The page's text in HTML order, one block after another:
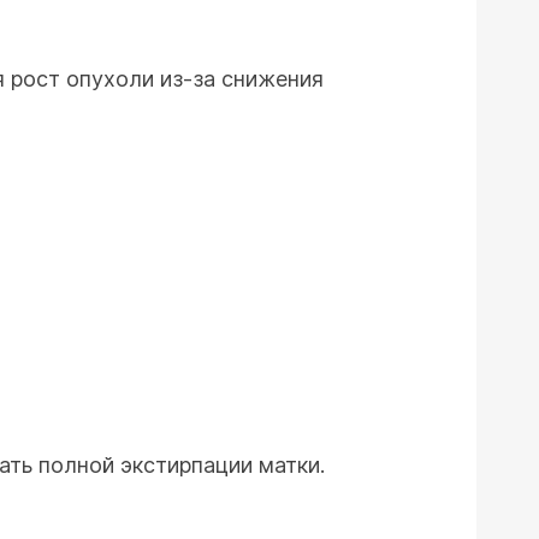
опухоли из-за снижения
полной экстирпации матки.